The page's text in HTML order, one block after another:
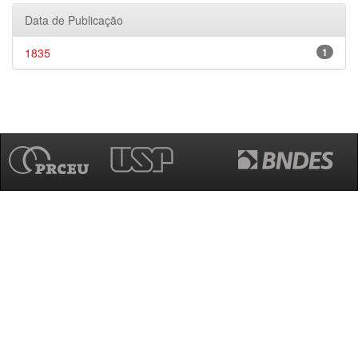
Data de Publicação
1
1835